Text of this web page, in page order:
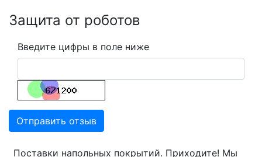
Защита от роботов
Введите цифры в поле ниже
Отправить отзыв
Поставки напольных покрытий. Приходите! Мы